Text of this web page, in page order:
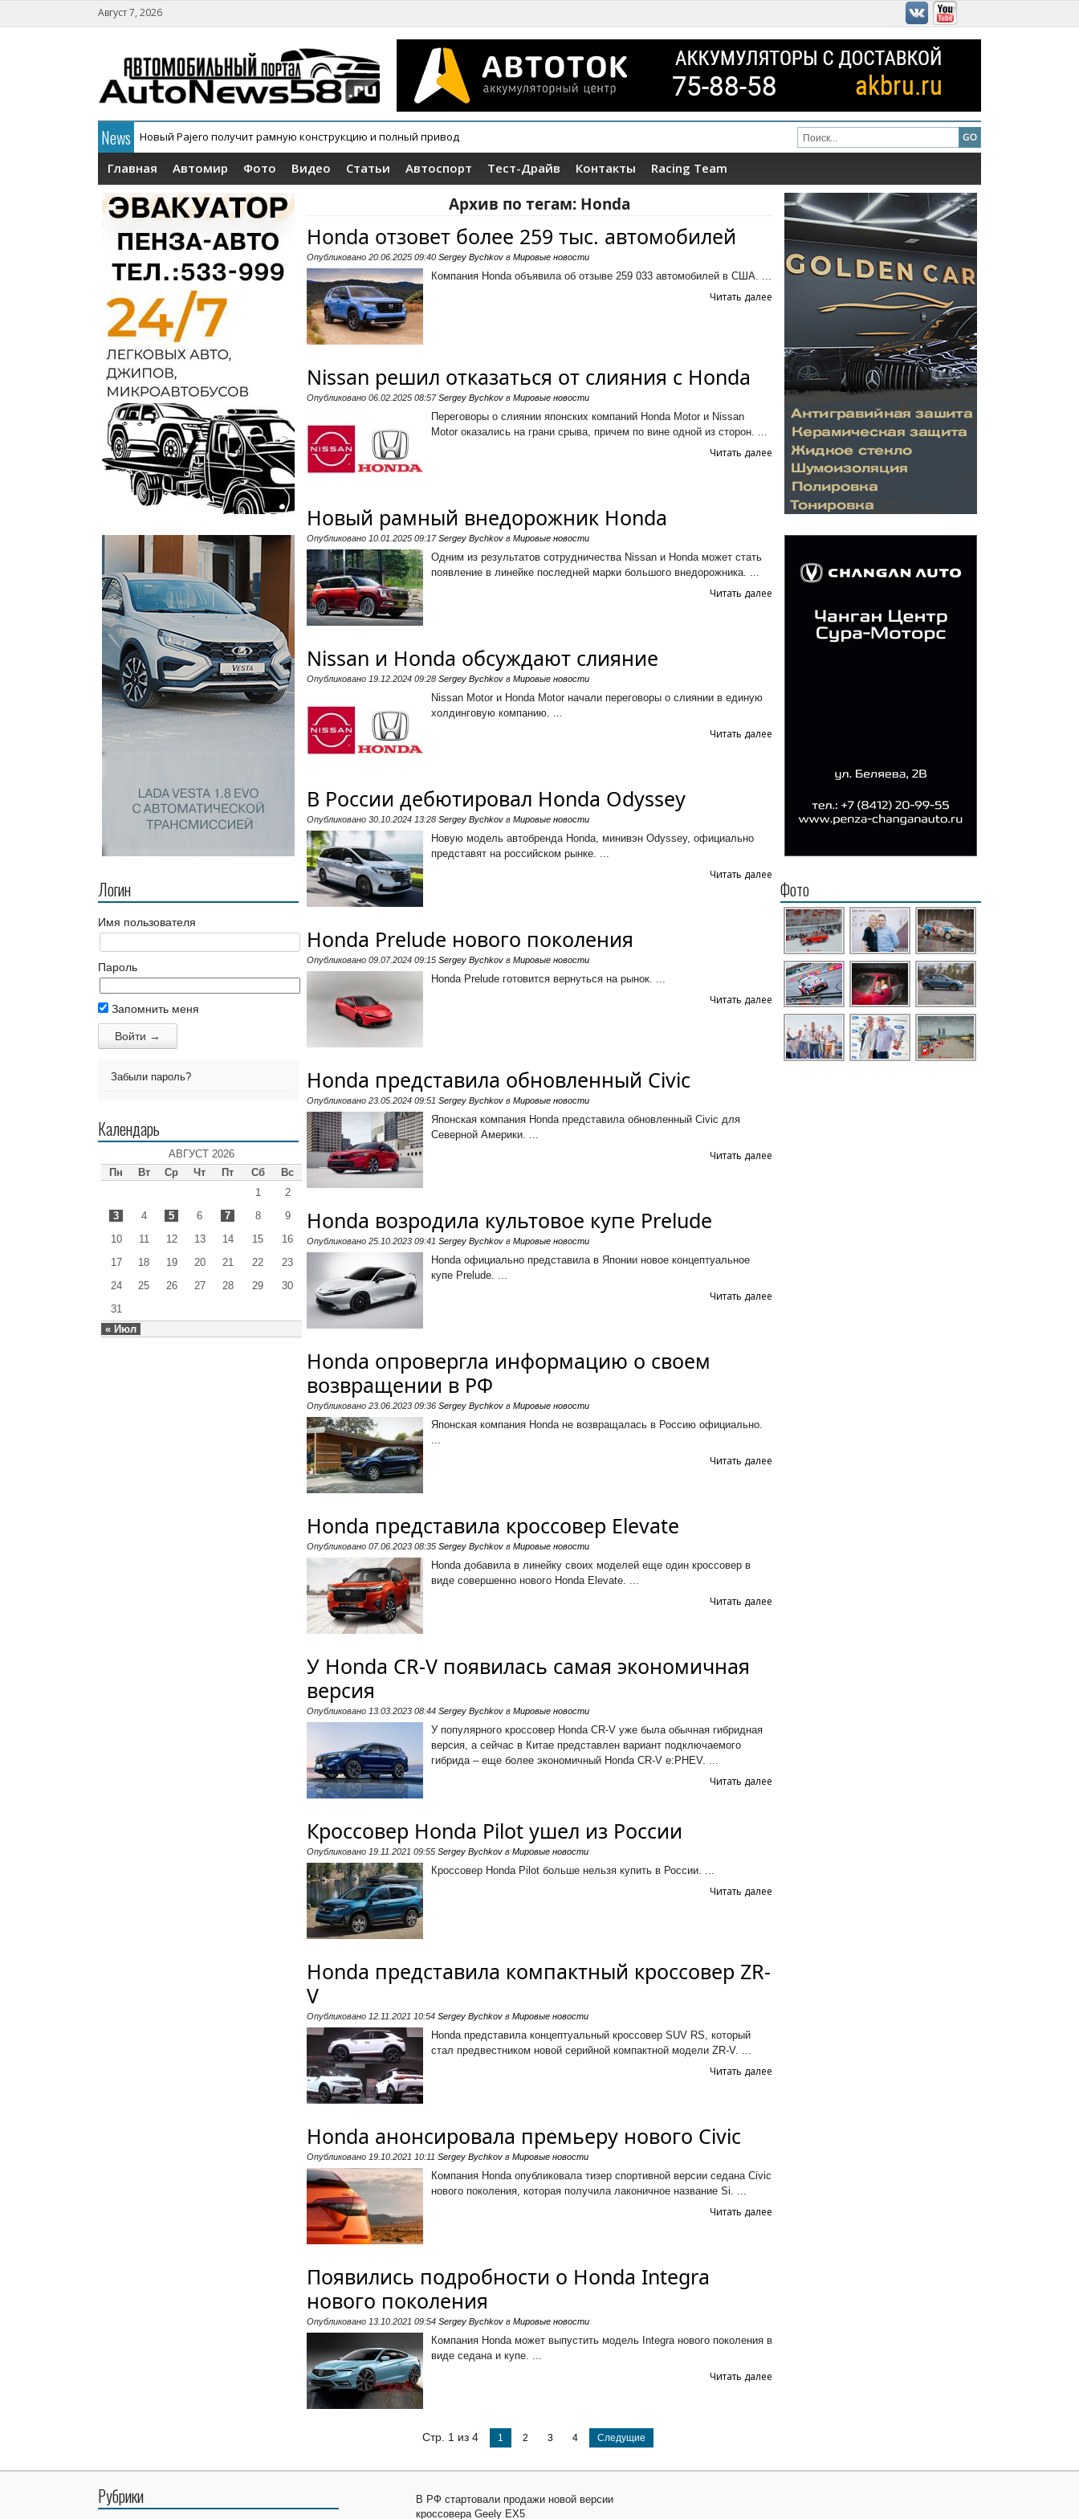
Август 7, 2026
News В России официально дебютировал кроссовер Wey V9X
Главная Автомир Фото Видео Статьи Автоспорт Тест-Драйв Контакты Racing Team
Логин
Имя пользователя
Пароль
Запомнить меня
Забыли пароль?
Календарь
АВГУСТ 2026
Пн
Вт Ср Чт Пт Сб Вс
« Июл
1
2
3
4 5 6 7 8
9
10
11 12 13 14 15
16
17
18 19 20 21 22
23
24
25 26 27 28 29
30
31
Архив по тегам: Honda
Honda отзовет более 259 тыс. автомобилей
Опубликовано 20.06.2025 09:40 Sergey Bychkov в Мировые новости
Компания Honda объявила об отзыве 259 033 автомобилей в США. ...
Читать далее
Nissan решил отказаться от слияния с Honda
Опубликовано 06.02.2025 08:57 Sergey Bychkov в Мировые новости
Переговоры о слиянии японских компаний Honda Motor и Nissan
Motor оказались на грани срыва, причем по вине одной из сторон. ...
Читать далее
Новый рамный внедорожник Honda
Опубликовано 10.01.2025 09:17 Sergey Bychkov в Мировые новости
Одним из результатов сотрудничества Nissan и Honda может стать
появление в линейке последней марки большого внедорожника. ...
Читать далее
Nissan и Honda обсуждают слияние
Опубликовано 19.12.2024 09:28 Sergey Bychkov в Мировые новости
Nissan Motor и Honda Motor начали переговоры о слиянии в единую
холдинговую компанию. ...
Читать далее
В России дебютировал Honda Odyssey
Опубликовано 30.10.2024 13:28 Sergey Bychkov в Мировые новости
Новую модель автобренда Honda, минивэн Odyssey, официально
представят на российском рынке. ...
Читать далее
Honda Prelude нового поколения
Опубликовано 09.07.2024 09:15 Sergey Bychkov в Мировые новости
Honda Prelude готовится вернуться на рынок. ...
Читать далее
Honda представила обновленный Civic
Опубликовано 23.05.2024 09:51 Sergey Bychkov в Мировые новости
Японская компания Honda представила обновленный Civic для
Северной Америки. ...
Читать далее
Honda возродила культовое купе Prelude
Опубликовано 25.10.2023 09:41 Sergey Bychkov в Мировые новости
Honda официально представила в Японии новое концептуальное
купе Prelude. ...
Читать далее
Honda опровергла информацию о своем
возвращении в РФ
Опубликовано 23.06.2023 09:36 Sergey Bychkov в Мировые новости
Японская компания Honda не возвращалась в Россию официально.
...
Читать далее
Honda представила кроссовер Elevate
Опубликовано 07.06.2023 08:35 Sergey Bychkov в Мировые новости
Honda добавила в линейку своих моделей еще один кроссовер в
виде совершенно нового Honda Elevate. ...
Читать далее
У Honda CR-V появилась самая экономичная
версия
Опубликовано 13.03.2023 08:44 Sergey Bychkov в Мировые новости
У популярного кроссовер Honda CR-V уже была обычная гибридная
версия, а сейчас в Китае представлен вариант подключаемого
гибрида – еще более экономичный Honda CR-V e:PHEV. ...
Читать далее
Кроссовер Honda Pilot ушел из России
Опубликовано 19.11.2021 09:55 Sergey Bychkov в Мировые новости
Кроссовер Honda Pilot больше нельзя купить в России. ...
Читать далее
Honda представила компактный кроссовер ZR-
V
Опубликовано 12.11.2021 10:54 Sergey Bychkov в Мировые новости
Honda представила концептуальный кроссовер SUV RS, который
стал предвестником новой серийной компактной модели ZR-V. ...
Читать далее
Honda анонсировала премьеру нового Civic
Опубликовано 19.10.2021 10:11 Sergey Bychkov в Мировые новости
Компания Honda опубликовала тизер спортивной версии седана Civic
нового поколения, которая получила лаконичное название Si. ...
Читать далее
Появились подробности о Honda Integra
нового поколения
Опубликовано 13.10.2021 09:54 Sergey Bychkov в Мировые новости
Компания Honda может выпустить модель Integra нового поколения в
виде седана и купе. ...
Читать далее
Стр. 1 из 4 1 2 3 4 Следущие
Фото
Рубрики
В РФ стартовали продажи новой версии
кроссовера Geely EX5